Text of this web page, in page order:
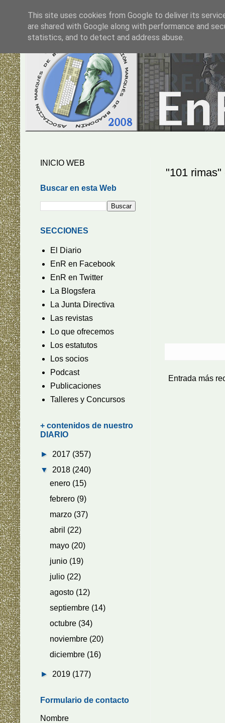
"101
Entrada más
INICIO WEB
Buscar en esta Web
SECCIONES
El Diario
EnR en Facebook
EnR en Twitter
La Blogsfera
La Junta Directiva
Las revistas
Lo que ofrecemos
Los estatutos
Los socios
Podcast
Publicaciones
Talleres y Concursos
+ contenidos de nuestro
DIARIO
► 2017 (357)
▼ 2018 (240)
enero (15)
febrero (9)
marzo (37)
abril (22)
mayo (20)
junio (19)
julio (22)
agosto (12)
septiembre (14)
octubre (34)
noviembre (20)
diciembre (16)
► 2019 (177)
Formulario de contacto
Nombre
This site uses cookies from Google to deliver its
are shared with Google along with performance and
statistics, and to detect and address abuse.